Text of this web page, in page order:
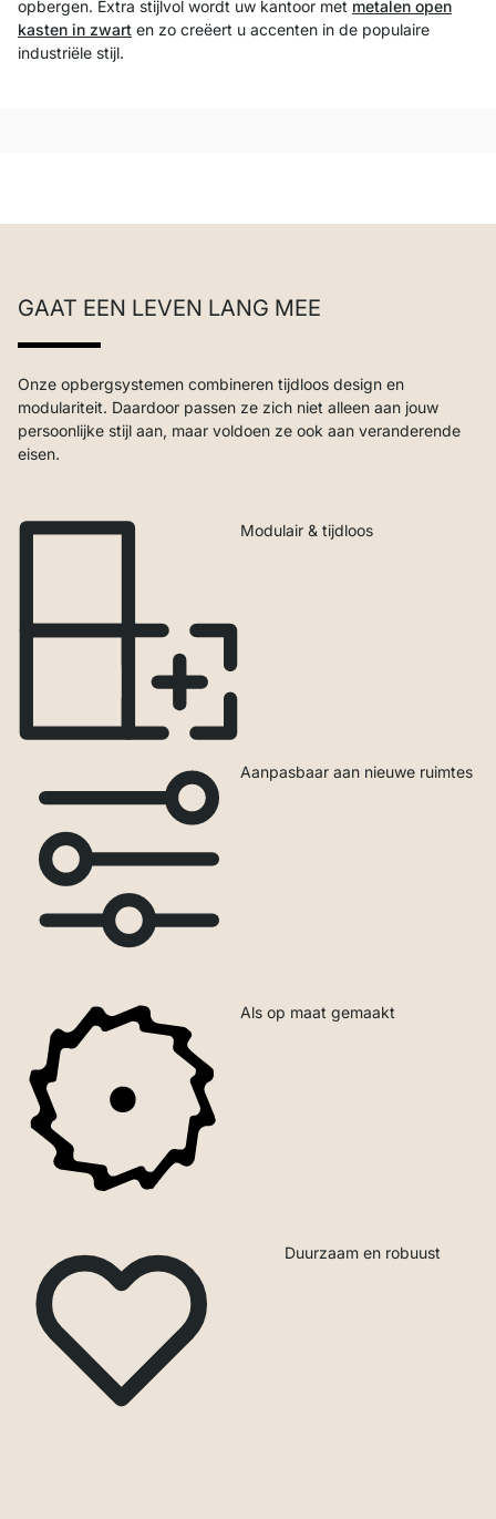
opbergen. Extra stijlvol wordt uw kantoor met metalen open
kasten in zwart en zo creëert u accenten in de populaire
industriële stijl.
GAAT EEN LEVEN LANG MEE
Onze opbergsystemen combineren tijdloos design en
modulariteit. Daardoor passen ze zich niet alleen aan jouw
persoonlijke stijl aan, maar voldoen ze ook aan veranderende
eisen.
Modulair & tijdloos
Aanpasbaar aan nieuwe ruimtes
Als op maat gemaakt
Duurzaam en robuust